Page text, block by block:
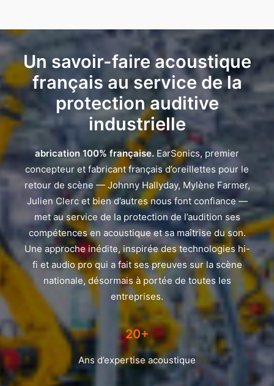
Un savoir-faire acoustique
français au service de la
protection auditive
industrielle
abrication 100% française. EarSonics, premier
concepteur et fabricant français d’oreillettes pour le
retour de scène — Johnny Hallyday, Mylène Farmer,
Julien Clerc et bien d’autres nous font confiance —
met au service de la protection de l’audition ses
compétences en acoustique et sa maîtrise du son.
Une approche inédite, inspirée des technologies hi-
fi et audio pro qui a fait ses preuves sur la scène
nationale, désormais à portée de toutes les
entreprises.
20+
Ans d’expertise acoustique